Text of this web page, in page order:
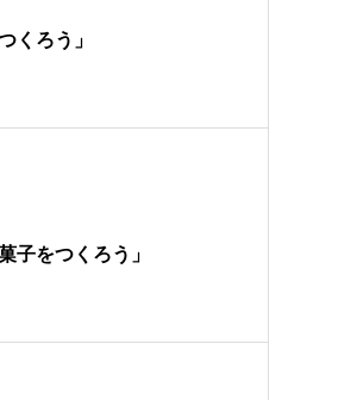
くろう」
子をつくろう」